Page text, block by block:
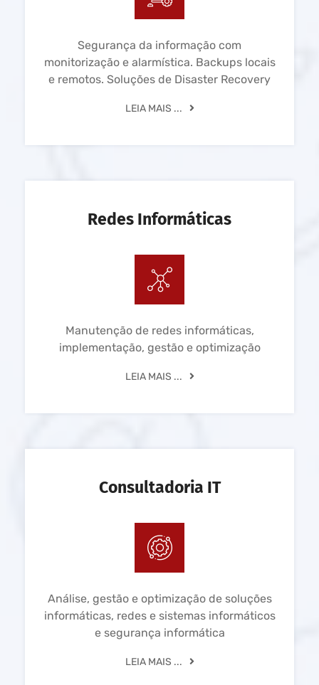
Segurança da informação com
monitorização e alarmística. Backups locais
e remotos. Soluções de Disaster Recovery
LEIA MAIS ...
Redes Informáticas
Manutenção de redes informáticas,
implementação, gestão e optimização
LEIA MAIS ...
Consultadoria IT
Análise, gestão e optimização de soluções
informáticas, redes e sistemas informáticos
e segurança informática
LEIA MAIS ...